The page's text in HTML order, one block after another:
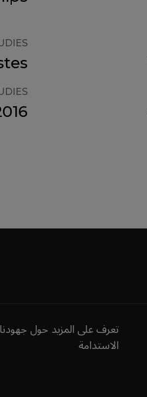
تعرف على المزيد حول
الاستدامة